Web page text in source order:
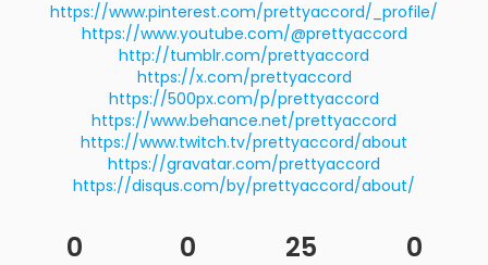
https://www.pinterest.com/prettyaccord/_profile/
https://www.youtube.com/@prettyaccord
http://tumblr.com/prettyaccord
https://x.com/prettyaccord
https://500px.com/p/prettyaccord
https://www.behance.net/prettyaccord
https://www.twitch.tv/prettyaccord/about
https://gravatar.com/prettyaccord
https://disqus.com/by/prettyaccord/about/
0 0 25 0